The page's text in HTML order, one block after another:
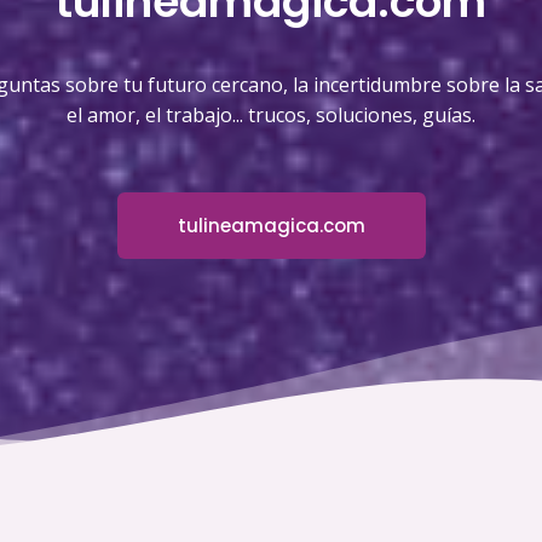
sobre tu futuro cercano, la incertidumbre sobre la
el amor, el trabajo... trucos, soluciones, guías.
tulineamagica.com